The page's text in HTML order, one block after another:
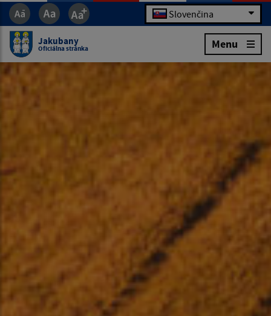
Slovenčina
Jakubany
Oficiálna stránka Menu